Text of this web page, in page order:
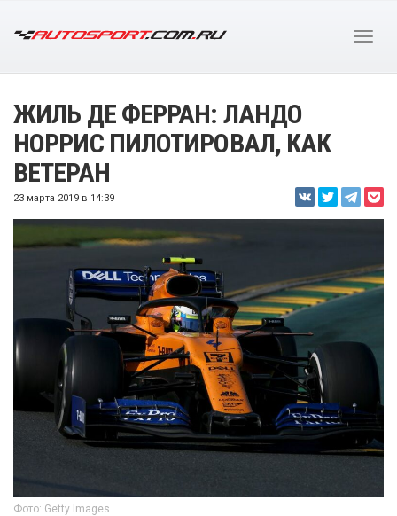
ЖИЛЬ ДЕ ФЕРРАН: ЛАНДО
НОРРИС ПИЛОТИРОВАЛ, КАК
ВЕТЕРАН
23 марта 2019 в 14:39
Фото: Getty Images